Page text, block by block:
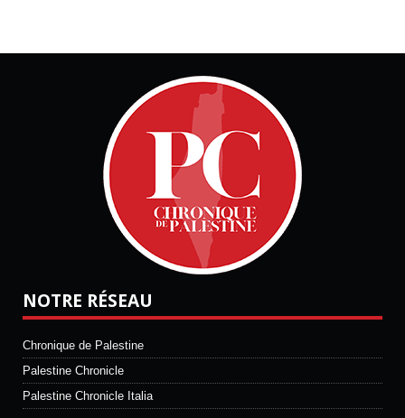
NOTRE RÉSEAU
Chronique de Palestine
Palestine Chronicle
Palestine Chronicle Italia